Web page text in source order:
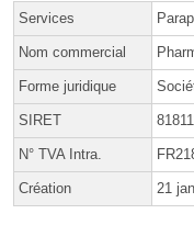
Services
Nom commercial
Forme juridique
SIRET
N° TVA Intra.
Création 21